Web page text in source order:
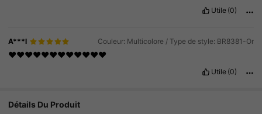
Utile (0)
A***l Couleur: Multicolore / Type de style: BR8381-Or
❤️❤️❤️❤️❤️❤️❤️❤️❤️❤️❤️❤️
Utile (0)
Détails Du Produit
4.92